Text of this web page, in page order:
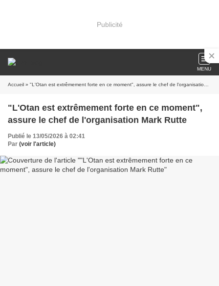
Publicité
MENU
Accueil » "L'Otan est extrêmement forte en ce moment", assure le chef de l'organisation Mark Rutte
"L'Otan est extrêmement forte en ce moment",
assure le chef de l'organisation Mark Rutte
Publié le 13/05/2026 à 02:41
Par (voir l'article)